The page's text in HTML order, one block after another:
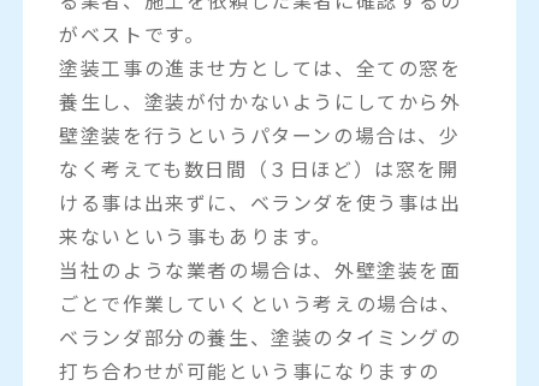
がベストです。
塗装工事の進ませ方としては、全ての窓を
養生し、塗装が付かないようにしてから外
壁塗装を行うというパターンの場合は、少
なく考えても数日間（３日ほど）は窓を開
ける事は出来ずに、ベランダを使う事は出
来ないという事もあります。
当社のような業者の場合は、外壁塗装を面
ごとで作業していくという考えの場合は、
ベランダ部分の養生、塗装のタイミングの
打ち合わせが可能という事になりますの